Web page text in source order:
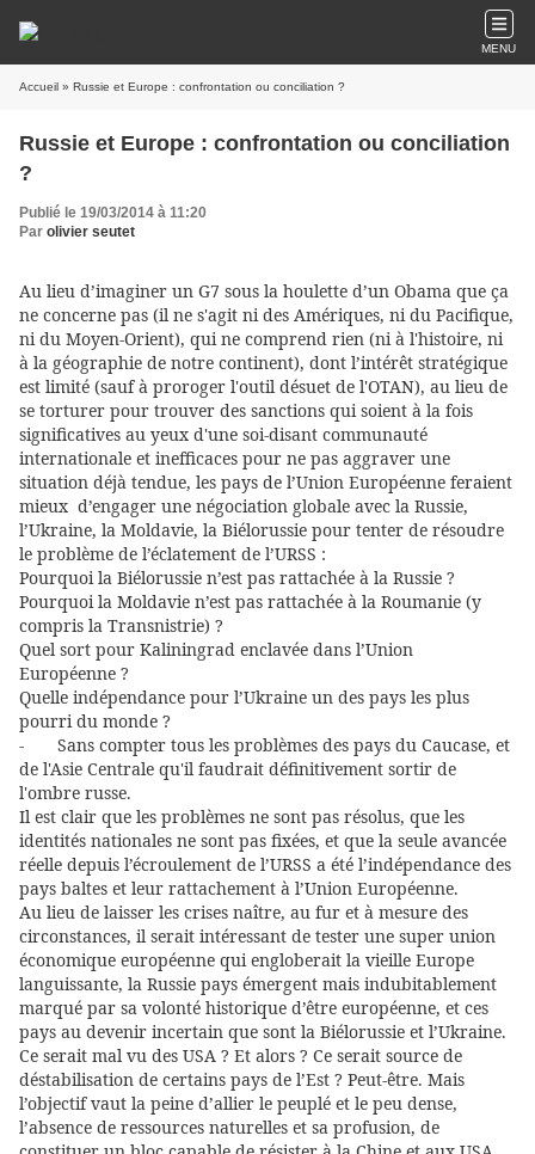
MENU
Accueil » Russie et Europe : confrontation ou conciliation ?
Russie et Europe : confrontation ou conciliation
?
Publié le 19/03/2014 à 11:20
Par olivier seutet
Au lieu d’imaginer un G7 sous la houlette d’un Obama que ça
ne concerne pas (il ne s'agit ni des Amériques, ni du Pacifique,
ni du Moyen-Orient), qui ne comprend rien (ni à l'histoire, ni
à la géographie de notre continent), dont l’intérêt stratégique
est limité (sauf à proroger l'outil désuet de l'OTAN), au lieu de
se torturer pour trouver des sanctions qui soient à la fois
significatives au yeux d'une soi-disant communauté
internationale et inefficaces pour ne pas aggraver une
situation déjà tendue, les pays de l’Union Européenne feraient
mieux d’engager une négociation globale avec la Russie,
l’Ukraine, la Moldavie, la Biélorussie pour tenter de résoudre
le problème de l’éclatement de l’URSS :
Pourquoi la Biélorussie n’est pas rattachée à la Russie ?
Pourquoi la Moldavie n’est pas rattachée à la Roumanie (y
compris la Transnistrie) ?
Quel sort pour Kaliningrad enclavée dans l’Union
Européenne ?
Quelle indépendance pour l’Ukraine un des pays les plus
pourri du monde ?
- Sans compter tous les problèmes des pays du Caucase, et
de l'Asie Centrale qu'il faudrait définitivement sortir de
l'ombre russe.
Il est clair que les problèmes ne sont pas résolus, que les
identités nationales ne sont pas fixées, et que la seule avancée
réelle depuis l’écroulement de l’URSS a été l’indépendance des
pays baltes et leur rattachement à l’Union Européenne.
Au lieu de laisser les crises naître, au fur et à mesure des
circonstances, il serait intéressant de tester une super union
économique européenne qui engloberait la vieille Europe
languissante, la Russie pays émergent mais indubitablement
marqué par sa volonté historique d’être européenne, et ces
pays au devenir incertain que sont la Biélorussie et l’Ukraine.
Ce serait mal vu des USA ? Et alors ? Ce serait source de
déstabilisation de certains pays de l’Est ? Peut-être. Mais
l’objectif vaut la peine d’allier le peuplé et le peu dense,
l’absence de ressources naturelles et sa profusion, de